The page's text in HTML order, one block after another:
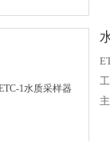
的
简
强
工